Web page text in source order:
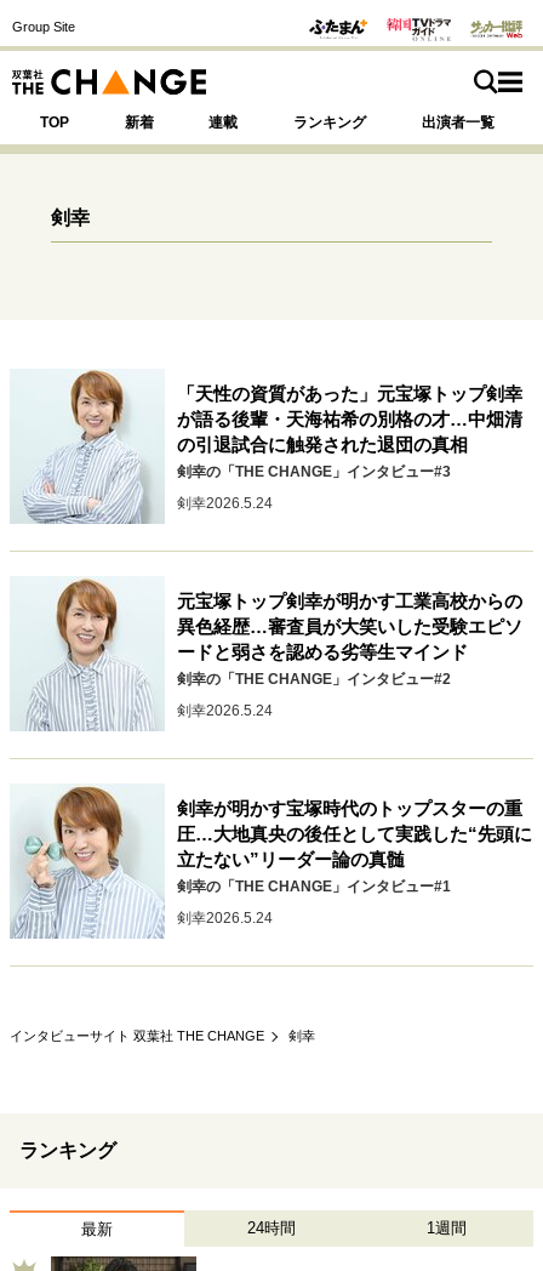
Group Site
TOP 新着 連載 ランキング 出演者一覧
運命を変えた出会い 決断の裏側
挫折からの再起
未知への挑戦
プロフェッショナルの矜持
表現者の葛藤
人生が動いた日 10代の挫折と原点
キャリア・働き方
セカンドキャリアの描き方
独立という決断
大人の学び直し
ファーストキャリアを拓く
夢を掴む選択
リーダーの流儀
トップが描く未来
マインドセット
パートナーとの歩み方
私を彩るエッセンス
60代のネクストステージ
70代のグランドデザイン
剣幸
「天性の資質があった」元宝塚トップ剣幸
が語る後輩・天海祐希の別格の才…中畑清
の引退試合に触発された退団の真相
剣幸の「THE CHANGE」インタビュー#3
剣幸2026.5.24
元宝塚トップ剣幸が明かす工業高校からの
異色経歴…審査員が大笑いした受験エピソ
ードと弱さを認める劣等生マインド
剣幸の「THE CHANGE」インタビュー#2
剣幸2026.5.24
剣幸が明かす宝塚時代のトップスターの重
圧…大地真央の後任として実践した“先頭に
立たない”リーダー論の真髄
剣幸の「THE CHANGE」インタビュー#1
剣幸2026.5.24
インタビューサイト 双葉社 THE CHANGE 剣幸
ランキング
最新 24時間 1週間